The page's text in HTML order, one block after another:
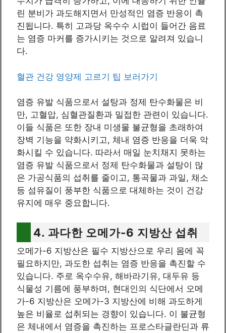
린 분비가 과도해지면서 만성적인 염증 반응이 촉
진됩니다. 특히 고과당 옥수수 시럽이 들어간 음료
는 염증 마커를 증가시키는 것으로 알려져 있습니
다.
혈관 건강 영양제 고르기 팁 보러가기
염증 유발 식품으로서 설탕과 정제 탄수화물은 비
만, 고혈압, 심혈관질환과 밀접한 관련이 있습니다.
이들 식품은 또한 장내 미생물 불균형을 초래하여
장벽 기능을 약화시키고, 체내 염증 반응을 더욱 악
화시킬 수 있습니다. 따라서 매일 눈치채지 못하는
염증 유발 식품으로서 정제 탄수화물과 설탕이 많
은 가공식품의 섭취를 줄이고, 통곡물과 과일, 채소
등 섬유질이 풍부한 식품으로 대체하는 것이 건강
유지에 매우 중요합니다.
4. 과다한 오메가-6 지방산 섭취
오메가-6 지방산은 필수 지방산으로 우리 몸에 꼭
필요하지만, 과도한 섭취는 염증 반응을 촉진할 수
있습니다. 주로 옥수수유, 해바라기유, 대두유 등
식물성 기름에 풍부하며, 현대인의 식단에서 오메
가-6 지방산은 오메가-3 지방산에 비해 과도하게
높은 비율로 섭취되는 경향이 있습니다. 이 불균형
은 체내에서 염증을 촉진하는 프로스타글란딘과 류